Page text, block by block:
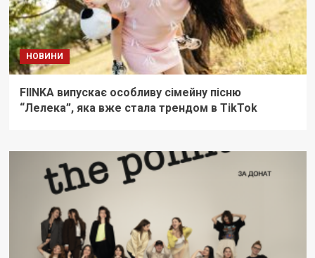
НОВИНИ
FIINKA випускає особливу сімейну пісню
“Лелека”, яка вже стала трендом в TikTok